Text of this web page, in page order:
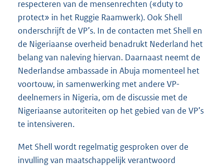
respecteren van de mensenrechten («duty to
protect» in het Ruggie Raamwerk). Ook Shell
onderschrijft de VP’s. In de contacten met Shell en
de Nigeriaanse overheid benadrukt Nederland het
belang van naleving hiervan. Daarnaast neemt de
Nederlandse ambassade in Abuja momenteel het
voortouw, in samenwerking met andere VP-
deelnemers in Nigeria, om de discussie met de
Nigeriaanse autoriteiten op het gebied van de VP’s
te intensiveren.
Met Shell wordt regelmatig gesproken over de
invulling van maatschappelijk verantwoord